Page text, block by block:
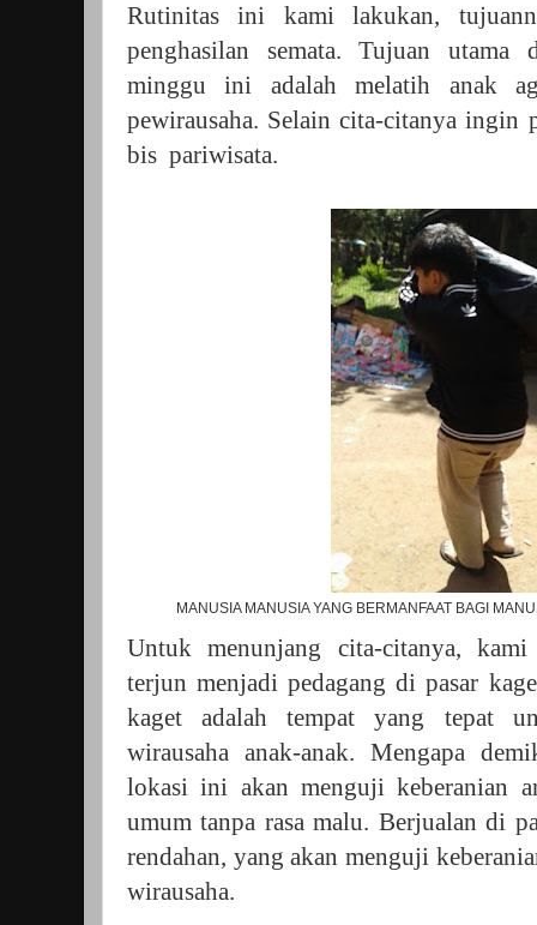
Rutinitas ini kami lakukan,
penghasilan semata. Tujuan
minggu ini adalah melatih anak
pewirausaha. Selain cita-citanya ingin
bis pariwisata.
MANUSIA MANUSIA YANG BERMANFAAT BAGI
Untuk menunjang cita-citanya,
terjun menjadi pedagang di pasar
kaget adalah tempat yang tepat
wirausaha anak-anak. Mengapa
lokasi ini akan menguji keberanian
umum tanpa rasa malu. Berjualan di
rendahan, yang akan menguji
wirausaha.